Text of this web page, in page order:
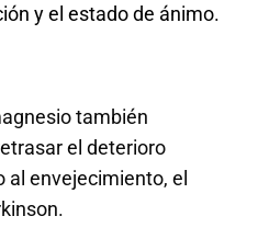
y el estado de ánimo.
también
el deterioro
envejecimiento, el